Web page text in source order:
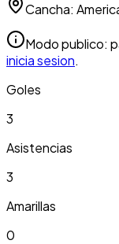
Cancha:
Modo publico:
inicia sesion.
Goles
3
Asistencias
3
Amarillas
0